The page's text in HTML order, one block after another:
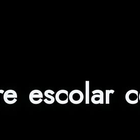
escolar